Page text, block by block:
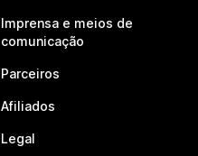
Imprensa e meios de
comunicação
Parceiros
Afiliados
Legal